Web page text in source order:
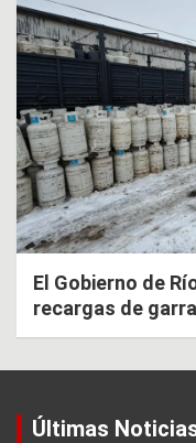
El Gobierno de
recargas de
Últimas